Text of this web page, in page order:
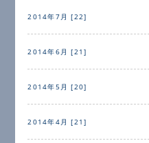
2014年7月 [22]
2014年6月 [21]
2014年5月 [20]
2014年4月 [21]